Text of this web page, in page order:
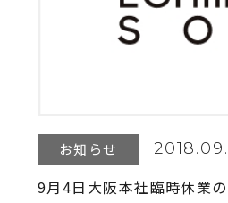
お知らせ
9月4日大阪本社臨時休業